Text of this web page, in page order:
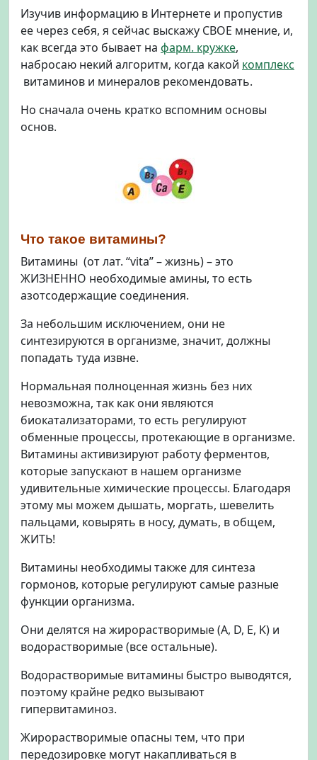
о
к
у
п
т
л
н
г
о
в
б
о
р
Изучив информацию в Интернете и пропустив
ее через себя, я сейчас выскажу СВОЕ мнение, и,
как всегда это бывает на фарм. кружке,
набросаю некий алгоритм, когда какой комплекс
витаминов и минералов рекомендовать.
Но сначала очень кратко вспомним основы
основ.
Что такое витамины?
Витамины (от лат. “vita” – жизнь) – это
ЖИЗНЕННО необходимые амины, то есть
азотсодержащие соединения.
За небольшим исключением, они не
синтезируются в организме, значит, должны
попадать туда извне.
Нормальная полноценная жизнь без них
невозможна, так как они являются
биокатализаторами, то есть регулируют
обменные процессы, протекающие в организме.
Витамины активизируют работу ферментов,
которые запускают в нашем организме
удивительные химические процессы. Благодаря
этому мы можем дышать, моргать, шевелить
пальцами, ковырять в носу, думать, в общем,
ЖИТЬ!
Витамины необходимы также для синтеза
гормонов, которые регулируют самые разные
функции организма.
Они делятся на жирорастворимые (А, D, E, K) и
водорастворимые (все остальные).
Водорастворимые витамины быстро выводятся,
поэтому крайне редко вызывают
гипервитаминоз.
Жирорастворимые опасны тем, что при
передозировке могут накапливаться в